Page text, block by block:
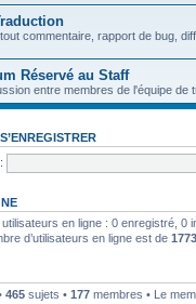
commentaire, rapport de bug,
Réservé au Staff
entre membres de l'équipe de
S’ENREGISTRER
utilisateurs en ligne : 0 enregistré, 0
d’utilisateurs en ligne est de 1773
465 sujets • 177 membres • Le